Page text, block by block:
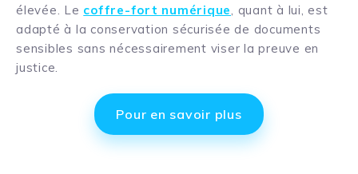
élevée. Le coffre-fort numérique, quant à lui, est
adapté à la conservation sécurisée de documents
sensibles sans nécessairement viser la preuve en
justice.
Pour en savoir plus